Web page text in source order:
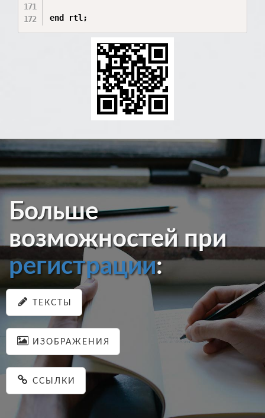
end rtl;
Больше
возможностей при
регистрации:
ТЕКСТЫ
ИЗОБРАЖЕНИЯ
ССЫЛКИ